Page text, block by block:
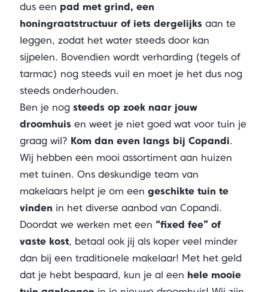
dus een pad met grind, een
honingraatstructuur of iets dergelijksaan te
leggen, zodat het water steeds door kan
sijpelen. Bovendien wordt verharding (tegels of
tarmac) nog steeds vuil en moet je het dus nog
steeds onderhouden.
Ben je nog steeds op zoek naar jouw
droomhuisen weet je niet goed wat voor tuin je
graag wil? Kom dan even langs bij Copandi.
Wij hebben een mooi assortiment aan huizen
met tuinen. Ons deskundige team van
makelaars helpt je om een geschikte tuin te
vinden in het diverse aanbod van Copandi.
Doordat we werken met een “fixed fee” of
vaste kost, betaal ook jij als koper veel minder
dan bij een traditionele makelaar! Met het geld
dat je hebt bespaard, kun je al een hele mooie